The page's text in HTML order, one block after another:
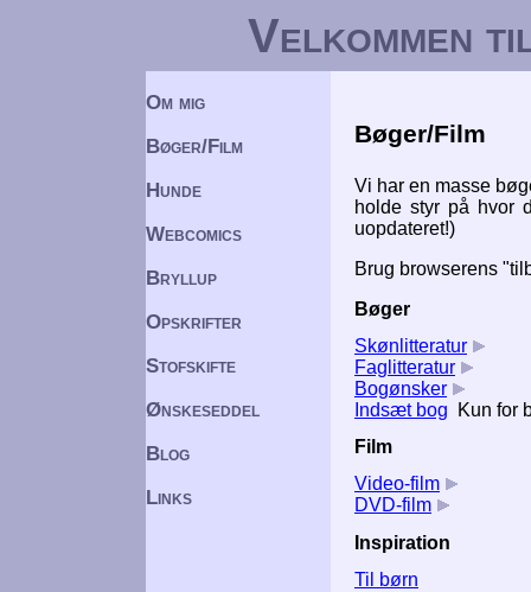
Velkommen
Om mig
Bøger/Film
Hunde
Webcomics
Bryllup
Opskrifter
Stofskifte
Ønskeseddel
Blog
Links
Bøger/Film
Vi har en masse
holde styr på hvor
uopdateret!)
Brug browserens
Bøger
Skønlitteratur
Faglitteratur
Bogønsker
Indsæt bog Kun for
Film
Video-film
DVD-film
Inspiration
Til børn